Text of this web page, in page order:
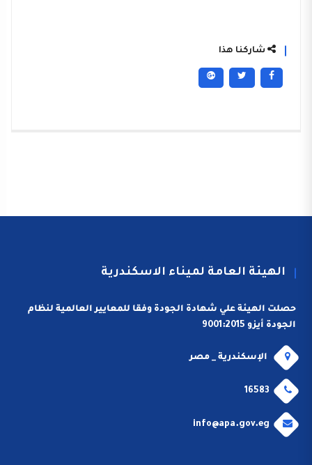
شاركنا هذا
الهيئة العامة لميناء الاسكندرية
حصلت الهيئة علي شهادة الجودة وفقا للمعايير العالمية لنظام
الجودة أيزو 9001:2015
الإسكندرية _ مصر
16583
info@apa.gov.eg